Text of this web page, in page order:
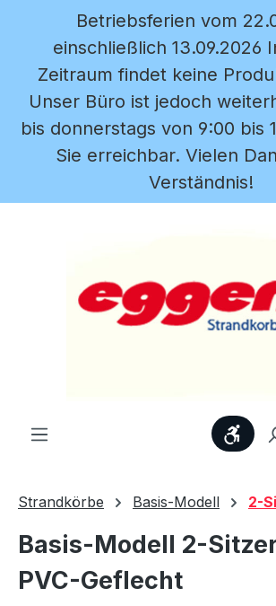
Zum Hauptinhalt springen
Betriebsferien vom
einschließlich 13.09.2026
Zeitraum findet keine
Unser Büro ist jedoch
bis donnerstags von 9:00 bis
Sie erreichbar. Vielen
Verständnis!
Strandkörbe Basis-Modell 2-
Basis-Modell 2-
PVC-Geflecht